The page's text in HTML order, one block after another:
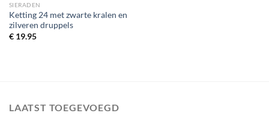
SIERADEN
Ketting 24 met zwarte kralen en
zilveren druppels
€19.95
LAATST TOEGEVOEGD